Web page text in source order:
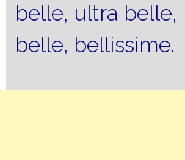
belle, ultra
belle, bellissime.